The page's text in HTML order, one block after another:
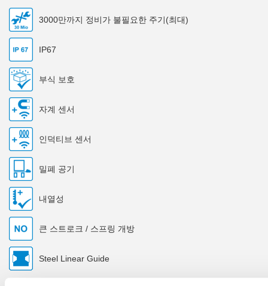
3000만까지 정비가 불필요한 주기(최대)
IP67
부식 보호
자계 센서
인덕티브 센서
밀폐 공기
내열성
큰 스트로크 / 스프링 개방
Steel Linear Guide